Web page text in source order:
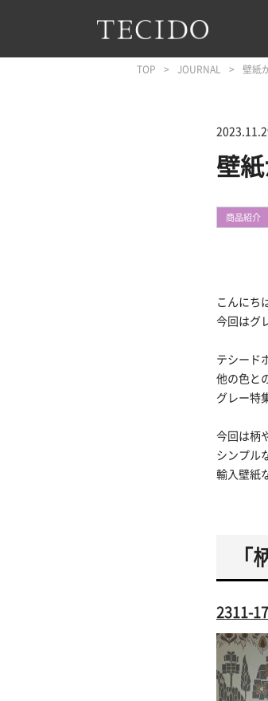
メインナビゲーションへ
メインコンテンツへジャンプ
フッターへジャンプ
TOP JOURNAL 壁紙
壁
商品紹介
こんにち
今回はグ
テシード
他の色と
グレー特
今回は柄
シンプル
輸入壁紙
2311-